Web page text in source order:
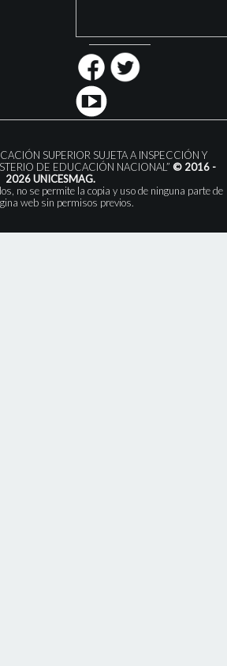
SUPERIOR SUJETA A INSPECCIÓN Y
DE EDUCACIÓN NACIONAL” © 2016 -
2026 UNICESMAG.
no se permite la copia y uso de ninguna parte de
web sin permisos previos.